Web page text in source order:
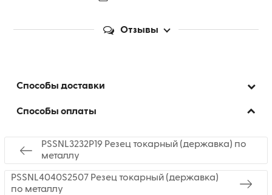
Отзывы
Способы доставки
Способы оплаты
PSSNL3232P19 Резец токарный (державка) по
металлу
PSSNL4040S2507 Резец токарный (державка)
по металлу